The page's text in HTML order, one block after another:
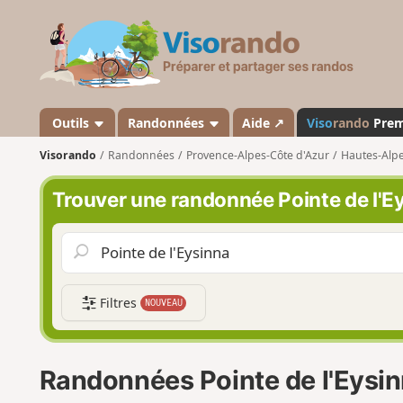
s
a
n
d
o
Outils Randonnées Aide ↗ Visorando
Visorando Randonnées Provence-Alpes-Côte d'Azur Hautes-
Trouver une randonnée Pointe de
Filtres NOUVEAU
Randonnées Pointe de